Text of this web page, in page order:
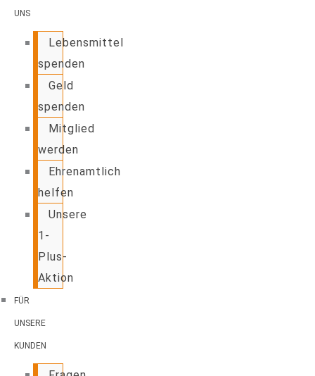
UNS
Lebensmittel
spenden
Geld
spenden
Mitglied
werden
Ehrenamtlich
helfen
Unsere
1-
Plus-
Aktion
FÜR
UNSERE
KUNDEN